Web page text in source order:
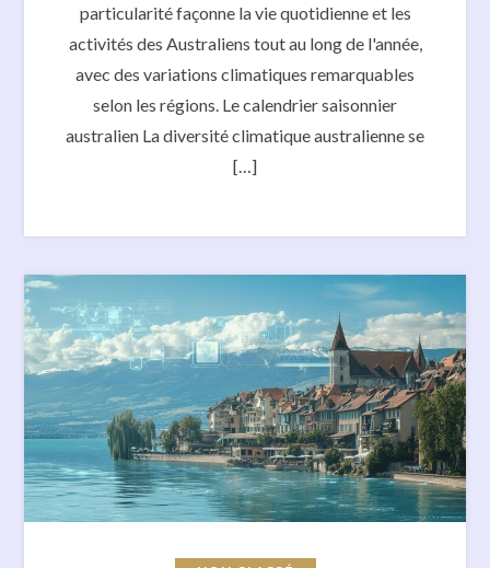
particularité façonne la vie quotidienne et les
activités des Australiens tout au long de l'année,
avec des variations climatiques remarquables
selon les régions. Le calendrier saisonnier
australien La diversité climatique australienne se
[…]